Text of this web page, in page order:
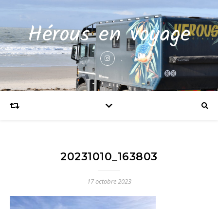
Hérous en voyage
20231010_163803
17 octobre 2023